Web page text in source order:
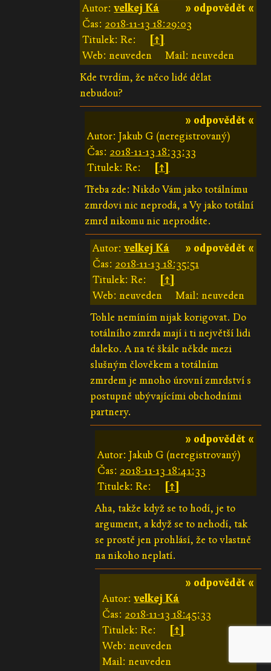
» odpovědět «
Autor:velkej Ká
Čas: 2018-11-13 18:29:03
Titulek: Re:
[↑]
Web: neuveden
Mail: neuveden
Kde tvrdím, že něco lidé dělat
nebudou?
» odpovědět «
Autor: Jakub G (neregistrovaný)
Čas: 2018-11-13 18:33:33
Titulek: Re:
[↑]
Třeba zde: Nikdo Vám jako totálnímu
zmrdovi nic neprodá, a Vy jako totální
zmrd nikomu nic neprodáte.
» odpovědět «
Autor: velkej Ká
Čas: 2018-11-13 18:35:51
Titulek: Re:
[↑]
Web: neuveden
Mail: neuveden
Tohle nemíním nijak korigovat. Do
totálního zmrda mají i ti největší lidi
daleko. A na té škále někde mezi
slušným člověkem a totálním
zmrdem je mnoho úrovní zmrdství s
postupně ubývajícími obchodními
partnery.
» odpovědět «
Autor: Jakub G (neregistrovaný)
Čas: 2018-11-13 18:41:33
Titulek: Re:
[↑]
Aha, takže když se to hodí, je to
argument, a když se to nehodí, tak
se prostě jen prohlásí, že to vlastně
na nikoho neplatí.
» odpovědět «
Autor:velkej Ká
Čas: 2018-11-13 18:45:33
Titulek: Re:
[↑]
Web: neuveden
Mail: neuveden